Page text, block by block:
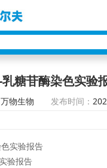
糖苷酶染色实验
万物生物 发布时间：
实验报告
验报告